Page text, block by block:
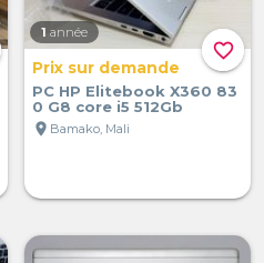
favorite_border
1 année
Prix sur demande
PC HP Elitebook X360 83
0 G8 core i5 512Gb
location_on Bamako, Mali